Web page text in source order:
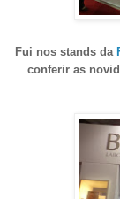
Fui nos stands da
conferir as